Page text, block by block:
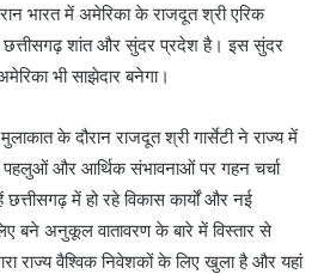
भारत में अमेरिका के राजदूत श्री एरिक
छत्तीसगढ़ शांत और सुंदर प्रदेश है। इस सुंदर
भी साझेदार बनेगा।
के दौरान राजदूत श्री गार्सेटी ने राज्य में
पहलुओं और आर्थिक संभावनाओं पर गहन चर्चा
में हो रहे विकास कार्यों और नई
बने अनुकूल वातावरण के बारे में विस्तार से
राज्य वैश्विक निवेशकों के लिए खुला है और यहां